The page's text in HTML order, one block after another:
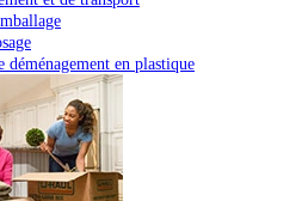
déménagement en plastique